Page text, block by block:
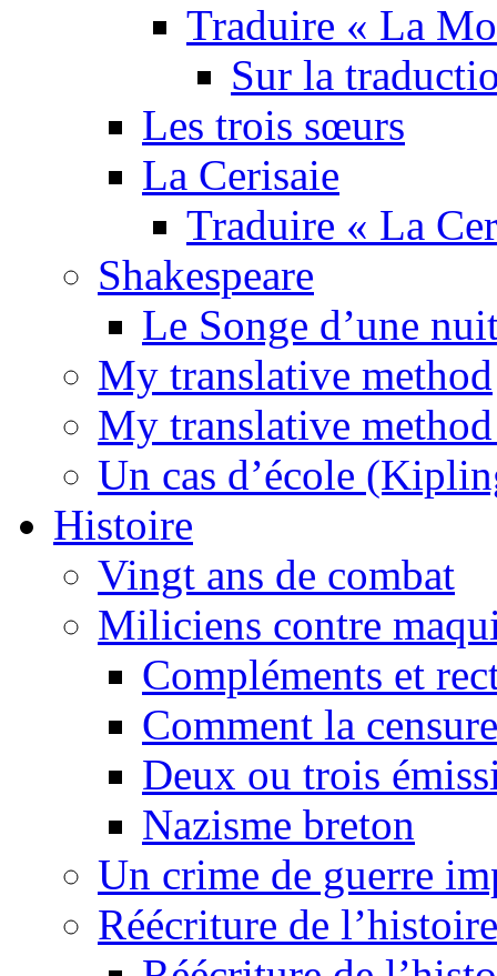
Traduire « La
Sur la
Les trois sœurs
La Cerisaie
Traduire « La
Shakespeare
Le Songe d’une
My translative method
My translative
Un cas d’école
Histoire
Vingt ans de combat
Miliciens contre
Compléments et
Comment la
Deux ou trois
Nazisme breton
Un crime de guerre
Réécriture de